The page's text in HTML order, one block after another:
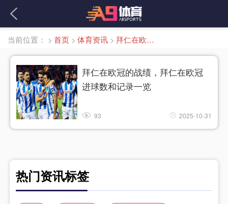
当前位置： > 首页 > 体育资讯 > 拜仁在欧冠进球数
拜仁在欧冠的战绩，拜仁在欧冠
进球数和记录一览
93 2025-10-31
热门资讯标签